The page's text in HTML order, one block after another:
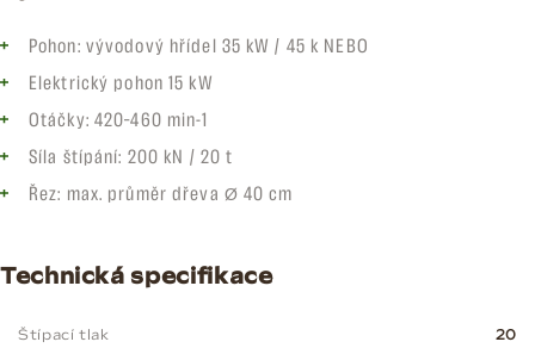
Pohon: vývodový hřídel 35 kW / 45 k NEBO
Elektrický pohon 15 kW
Otáčky: 420–460 min-1
Síla štípání: 200 kN / 20 t
Řez: max. průměr dřeva Ø 40 cm
Technická specifikace
Štípací tlak 20